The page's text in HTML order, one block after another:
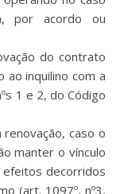
por acordo ou
do contrato
inquilino com a
1 e 2, do Código
caso o
manter o vínculo
efeitos decorridos
(art. 1097º, nº3,